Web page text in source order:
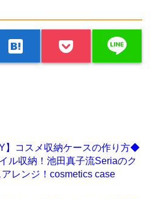
hatenabookmark line
】コスメ収納ケースの作り方◆
ル収納！池田真子流Seriaのク
アレンジ！cosmetics case